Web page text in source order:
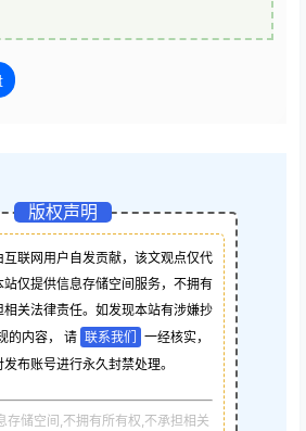
版权声明
联网用户自发贡献，该文观点仅代
仅提供信息存储空间服务，不拥有
关法律责任。如发现本站有涉嫌抄
的内容， 请 联系我们
一经核实，
布账号进行永久封禁处理。
存储空间,不拥有所有权,不承担相关